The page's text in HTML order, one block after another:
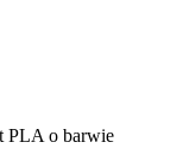
PLA o barwie